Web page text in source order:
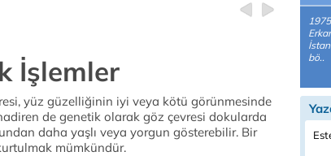
İşlemler
yüz güzelliğinin iyi veya kötü görünmesinde
de genetik olarak göz çevresi dokularda
daha yaşlı veya yorgun gösterebilir. Bir
mümkündür.
bö..